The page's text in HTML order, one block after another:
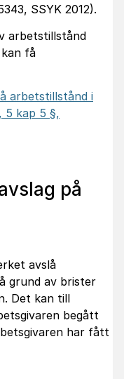
SSYK 2012).
arbetstillstånd
få
arbetstillstånd i
5 kap 5 §,
på
avslå
grund av brister
Det kan till
begått
har fått